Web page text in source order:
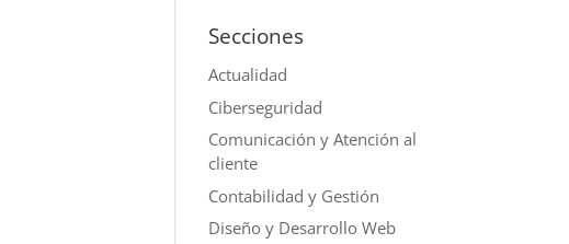
Secciones
Actualidad
Ciberseguridad
Comunicación y Atención al
cliente
Contabilidad y Gestión
Diseño y Desarrollo Web